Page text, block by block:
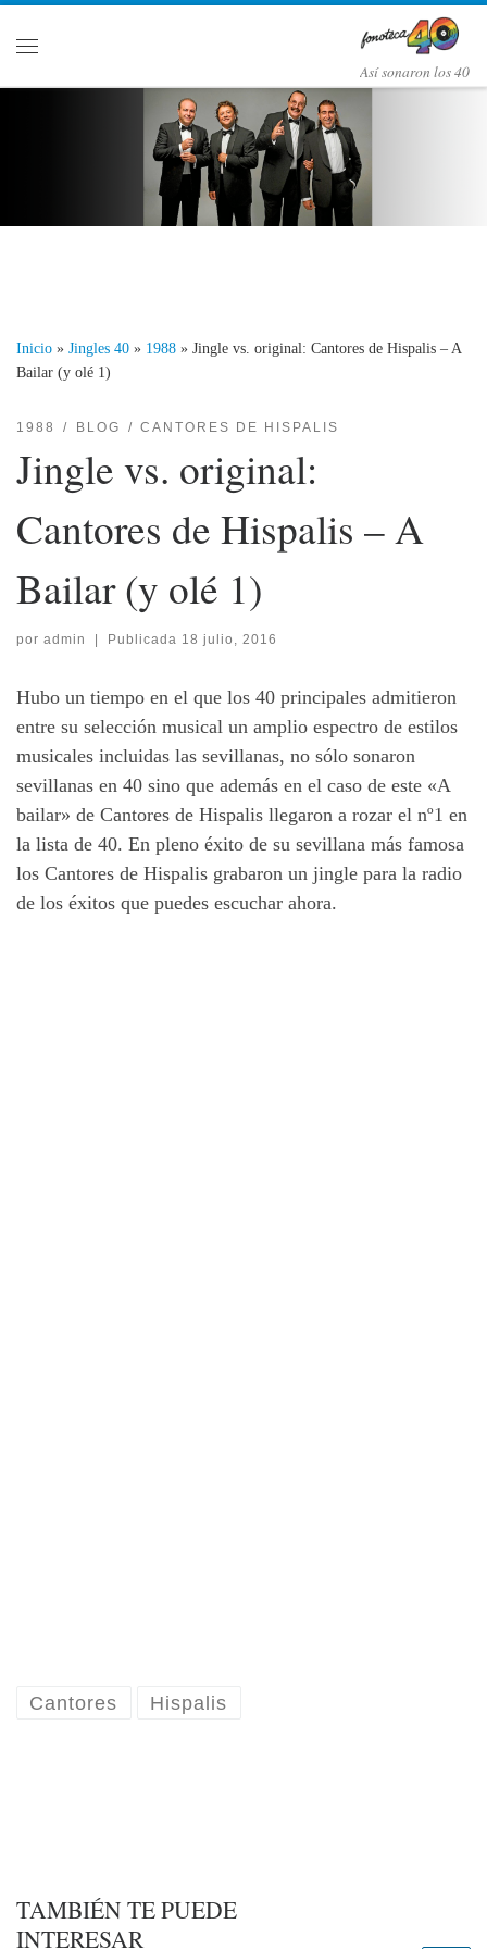
Así­ sonaron los 40
Inicio » Jingles 40 » 1988 » Jingle vs. original: Cantores de Hispalis – A
Bailar (y olé 1)
1988 BLOG CANTORES DE HISPALIS
Jingle vs. original:
Cantores de Hispalis – A
Bailar (y olé 1)
por admin Publicada 18 julio, 2016
Hubo un tiempo en el que los 40 principales admitieron
entre su selección musical un amplio espectro de estilos
musicales incluidas las sevillanas, no sólo sonaron
sevillanas en 40 sino que además en el caso de este «A
bailar» de Cantores de Hispalis llegaron a rozar el nº1 en
la lista de 40. En pleno éxito de su sevillana más famosa
los Cantores de Hispalis grabaron un jingle para la radio
de los éxitos que puedes escuchar ahora.
Cantores Hispalis
TAMBIÉN TE PUEDE
INTERESAR